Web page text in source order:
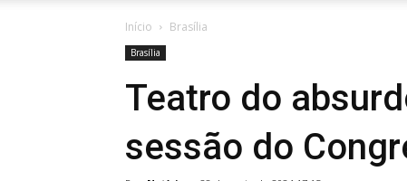
Início Brasília
Brasília
Teatro do
sessão do